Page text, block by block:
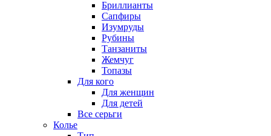
Бриллианты
Сапфиры
Изумруды
Рубины
Танзаниты
Жемчуг
Топазы
Для кого
Для женщин
Для детей
Все серьги
Колье